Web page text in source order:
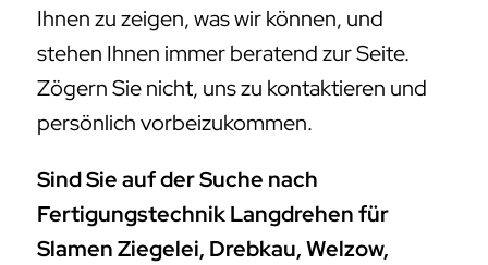
Ihnen zu zeigen, was wir können, und
stehen Ihnen immer beratend zur Seite.
Zögern Sie nicht, uns zu kontaktieren und
persönlich vorbeizukommen.
Sind Sie auf der Suche nach
Fertigungstechnik Langdrehen für
Slamen Ziegelei, Drebkau, Welzow,